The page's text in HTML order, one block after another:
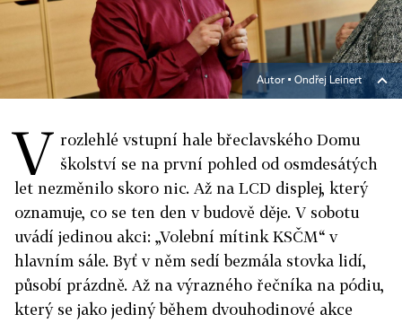
Autor ▪ Ondřej Leinert
V rozlehlé vstupní hale břeclavského Domu
školství se na první pohled od osmdesátých
let nezměnilo skoro nic. Až na LCD displej, který
oznamuje, co se ten den v budově děje. V sobotu
uvádí jedinou akci: „Volební mítink KSČM“ v
hlavním sále. Byť v něm sedí bezmála stovka lidí,
působí prázdně. Až na výrazného řečníka na pódiu,
který se jako jediný během dvouhodinové akce